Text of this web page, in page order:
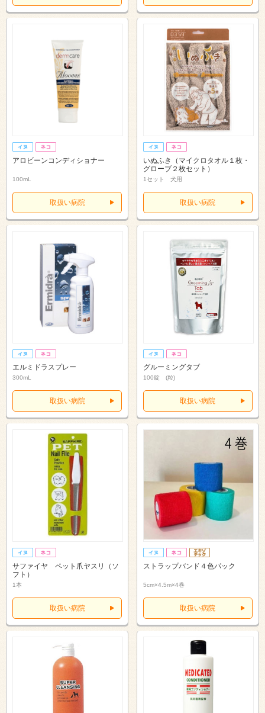
アロビーンコンディショナー
100mL
取扱い病院
いぬふき（マイクロタオル１枚・
グローブ２枚セット）
1セット 犬用
取扱い病院
エルミドラスプレー
300mL
取扱い病院
グルーミングタブ
100錠 (粒)
取扱い病院
サファイヤ ペット爪ヤスリ（ソ
フト）
1本
取扱い病院
ストラップバンド４色パック
5cm×4.5m×4巻
取扱い病院